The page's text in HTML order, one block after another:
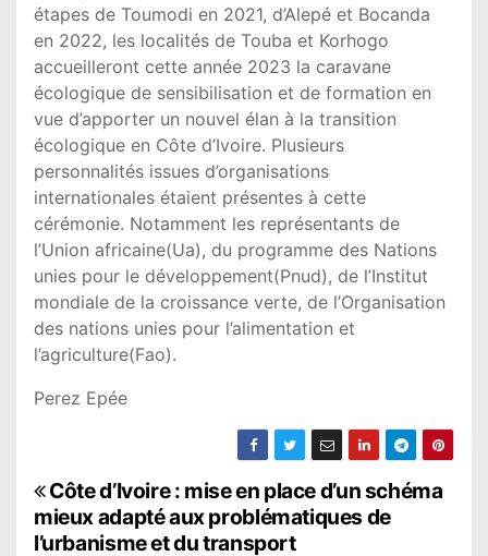
étapes de Toumodi en 2021, d’Alepé et Bocanda
en 2022, les localités de Touba et Korhogo
accueilleront cette année 2023 la caravane
écologique de sensibilisation et de formation en
vue d’apporter un nouvel élan à la transition
écologique en Côte d’Ivoire. Plusieurs
personnalités issues d’organisations
internationales étaient présentes à cette
cérémonie. Notamment les représentants de
l’Union africaine(Ua), du programme des Nations
unies pour le développement(Pnud), de l’Institut
mondiale de la croissance verte, de l’Organisation
des nations unies pour l’alimentation et
l’agriculture(Fao).
Perez Epée
N
a
Côte d’Ivoire : mise en place d’un schéma
mieux adapté aux problématiques de
l’urbanisme et du transport